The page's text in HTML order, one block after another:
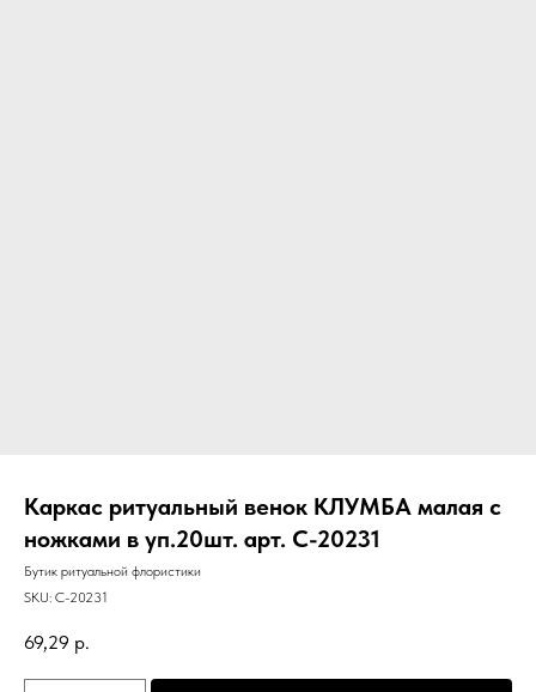
Каркас ритуальный венок КЛУМБА малая с
ножками в уп.20шт. арт. C-20231
Бутик ритуальной флористики
SKU: C-20231
69,29 р.